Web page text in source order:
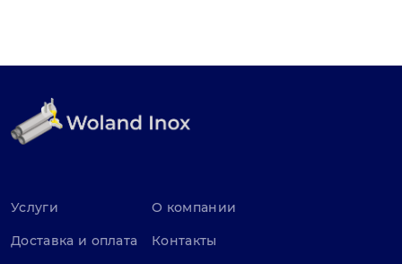
Услуги
Доставка и оплата
О компании
Контакты